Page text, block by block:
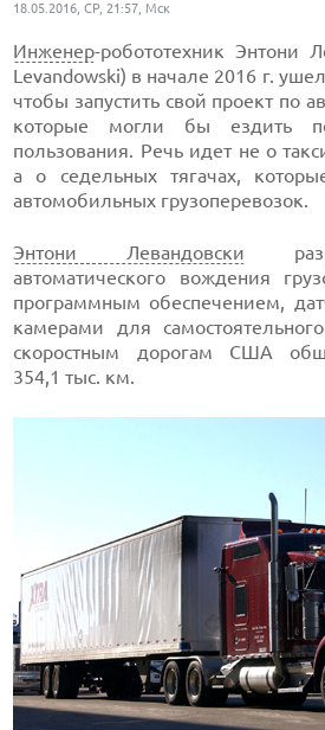
18.05.2016, СР, 21:57, Мск
Инженер-робототехник Энтони
Levandowski) в начале 2016 г.
чтобы запустить свой проект по
которые могли бы ездить
пользования. Речь идет не о
а о седельных тягачах,
автомобильных грузоперевозок.
Энтони Левандовски
автоматического вождения
программным обеспечением,
камерами для
скоростным дорогам США
354,1 тыс. км.